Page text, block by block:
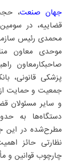
جهان صنعت،
قضاییه، در
محمدی رئیس
موحدی معاون
صاحبکارمعاون
پزشکی قانونی،
جمعیت و حمایت
و سایر مسئولان
دستگاه‌ها به
مطرح‌شده در این
نظارتی حائز
چارچوب قوانین و